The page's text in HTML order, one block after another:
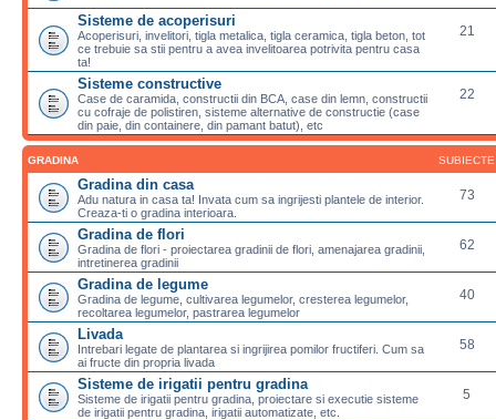
Sisteme de acoperisuri
Acoperisuri, invelitori, tigla metalica, tigla ceramica, tigla beton, tot
ce trebuie sa stii pentru a avea invelitoarea potrivita pentru casa
ta!
21
Sisteme constructive
Case de caramida, constructii din BCA, case din lemn, constructii
cu cofraje de polistiren, sisteme alternative de constructie (case
din paie, din containere, din pamant batut), etc
22
GRADINA SUBIECTE
Gradina din casa
Adu natura in casa ta! Invata cum sa ingrijesti plantele de interior.
Creaza-ti o gradina interioara.
73
Gradina de flori
Gradina de flori - proiectarea gradinii de flori, amenajarea gradinii,
intretinerea gradinii
62
Gradina de legume
Gradina de legume, cultivarea legumelor, cresterea legumelor,
recoltarea legumelor, pastrarea legumelor
40
Livada
Intrebari legate de plantarea si ingrijirea pomilor fructiferi. Cum sa
ai fructe din propria livada
58
Sisteme de irigatii pentru gradina
Sisteme de irigatii pentru gradina, proiectare si executie sisteme
de irigatii pentru gradina, irigatii automatizate, etc.
5